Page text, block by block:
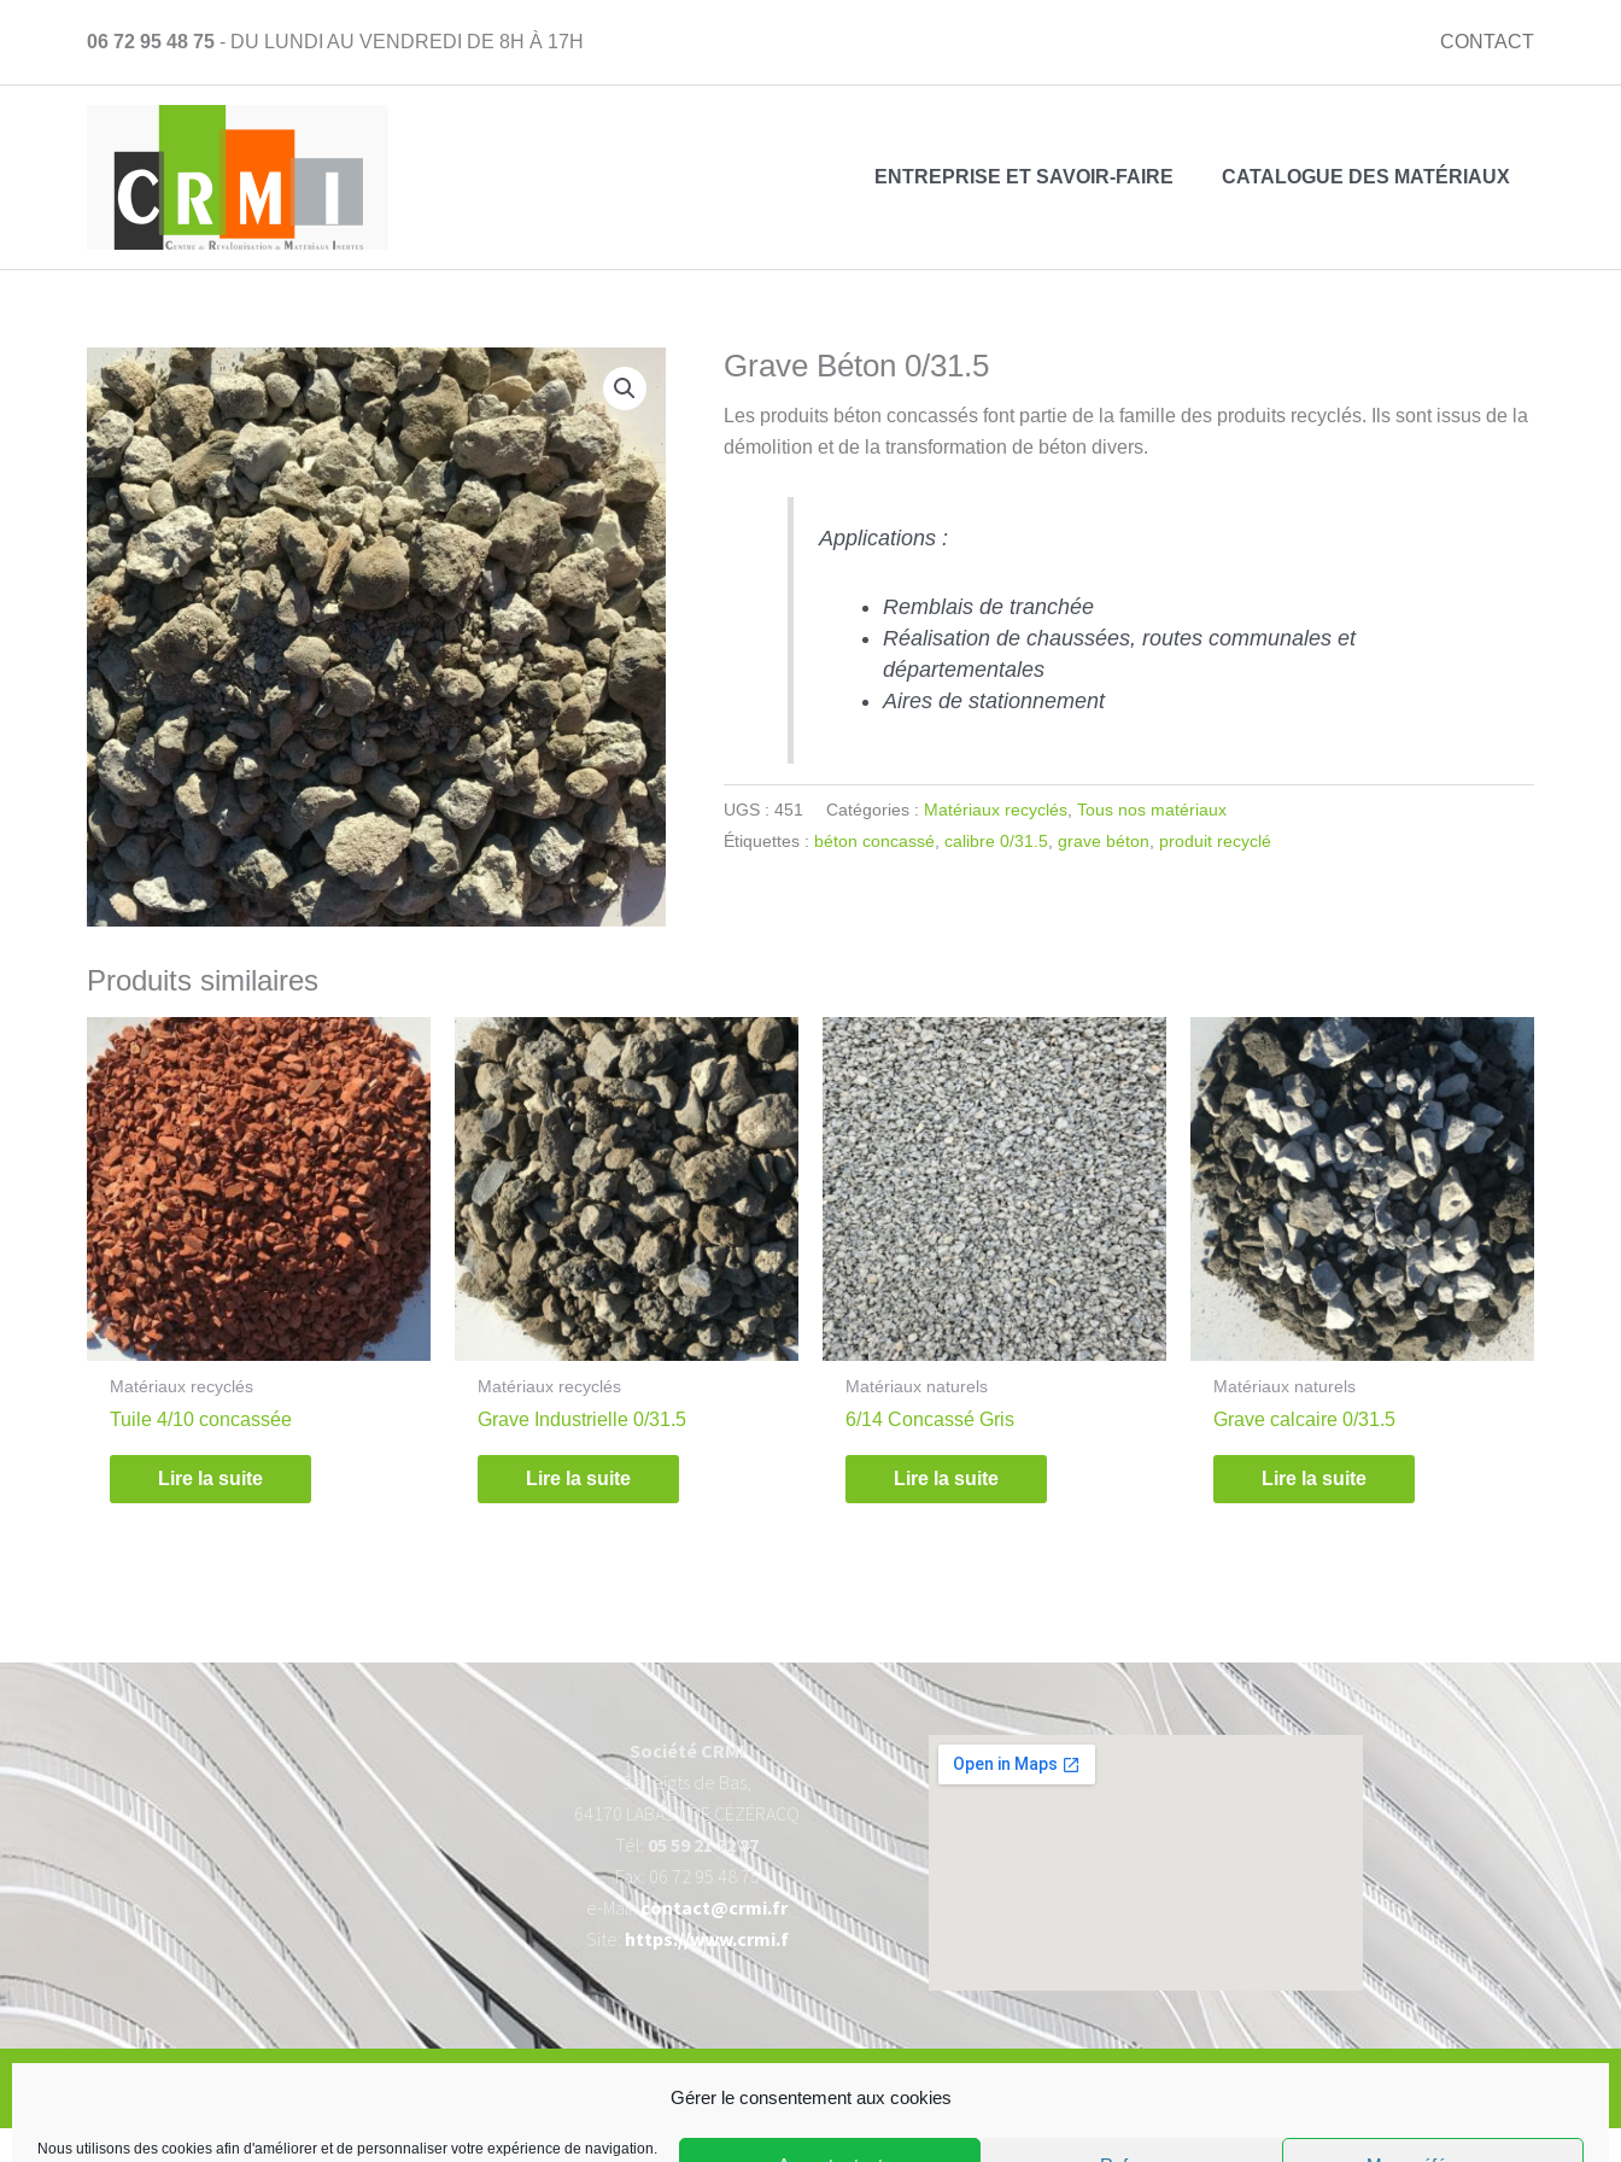
Gérer le consentement aux cookies
Nous utilisons des cookies afin d'améliorer et de personnaliser votre expérience de navigation.
06 72 95 48 75 - DU LUNDI AU VENDREDI DE 8H À 17H CONTACT
ENTREPRISE ET SAVOIR-FAIRE CATALOGUE DES MATÉRIAUX
Grave Béton 0/31.5
Les produits béton concassés font partie de la famille des produits recyclés. Ils sont issus de la
démolition et de la transformation de béton divers.
Applications :
Remblais de tranchée
Réalisation de chaussées, routes communales et
départementales
Aires de stationnement
UGS : 451 Catégories : Matériaux recyclés, Tous nos matériaux
Étiquettes : béton concassé, calibre 0/31.5, grave béton, produit recyclé
Produits similaires
Matériaux recyclés
Tuile 4/10 concassée
Lire la suite
Matériaux recyclés
Grave Industrielle 0/31.5
Lire la suite
Matériaux naturels
6/14 Concassé Gris
Lire la suite
Matériaux naturels
Grave calcaire 0/31.5
Lire la suite
Société CRMI
Salleigts de Bas,
64170 LABASTIDE CÉZÉRACQ
Tél: 05 59 21 72 87
Fax: 06 72 95 48 75
e-Mail:contact@crmi.fr
Site: https://www.crmi.f
Protection des données personnelles Politique de cookies